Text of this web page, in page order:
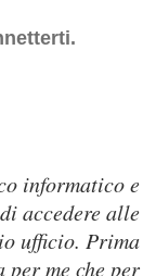
informatico e
accedere alle
ufficio. Prima
per me che per